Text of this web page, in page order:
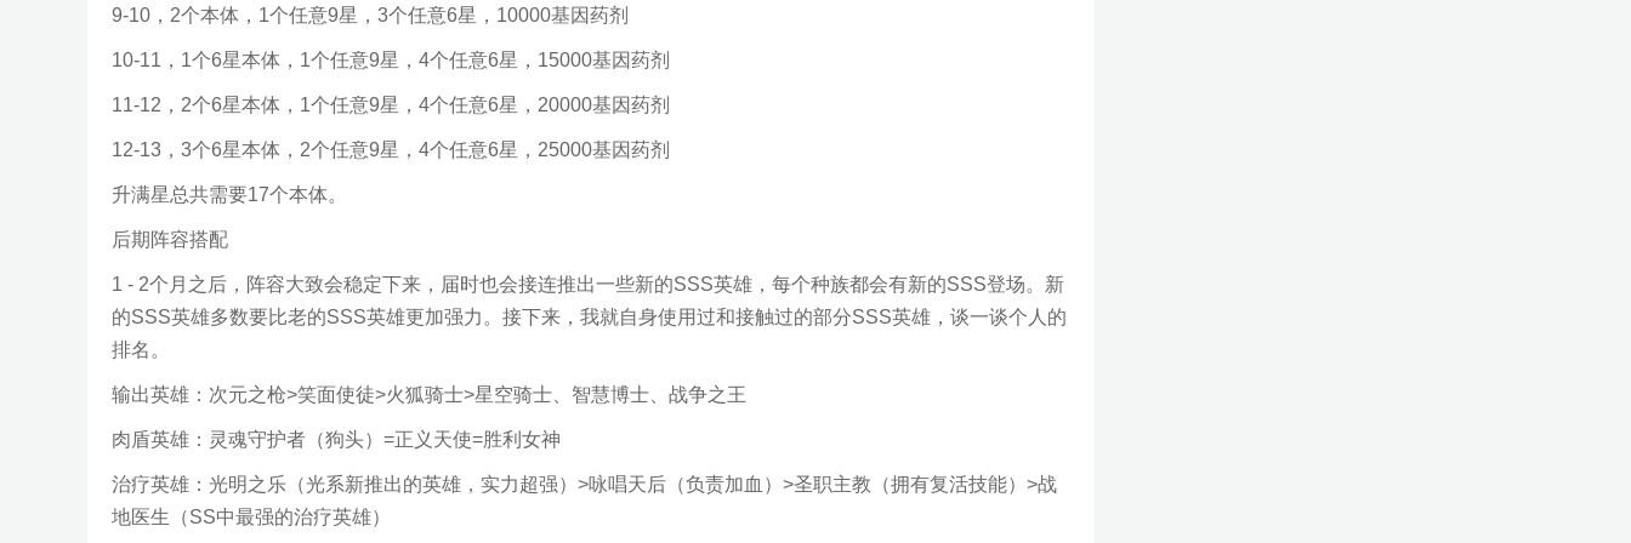
9-10，2个本体，1个任意9星，3个任意6星，10000基因药剂
10-11，1个6星本体，1个任意9星，4个任意6星，15000基因药剂
11-12，2个6星本体，1个任意9星，4个任意6星，20000基因药剂
12-13，3个6星本体，2个任意9星，4个任意6星，25000基因药剂
升满星总共需要17个本体。
后期阵容搭配
1 - 2个月之后，阵容大致会稳定下来，届时也会接连推出一些新的SSS英雄，每个种族都会有新的SSS登场。新
的SSS英雄多数要比老的SSS英雄更加强力。接下来，我就自身使用过和接触过的部分SSS英雄，谈一谈个人的
排名。
输出英雄： 次元之枪>笑面使徒>火狐骑士>星空骑士、智慧博士、战争之王
肉盾英雄： 灵魂守护者（狗头）=正义天使=胜利女神
治疗英雄：光明之乐（光系新推出的英雄，实力超强）>咏唱天后（负责加血）>圣职主教（拥有复活技能）>战
地医生（SS中最强的治疗英雄）